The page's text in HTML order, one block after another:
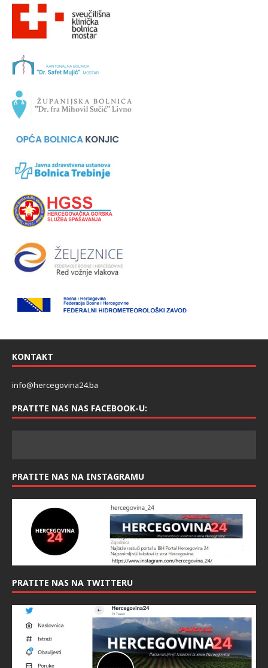
KONTAKT
info@hercegovina24.ba
PRATITE NAS NAS FACEBOOK-U:
PRATITE NAS NA INSTAGRAMU
PRATITE NAS NA TWITTERU